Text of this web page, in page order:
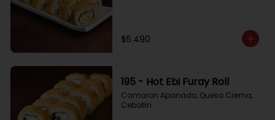
$6.490
195 - Hot Ebi Furay Roll
Camaron Apanado, Queso Crema,
Cebollin